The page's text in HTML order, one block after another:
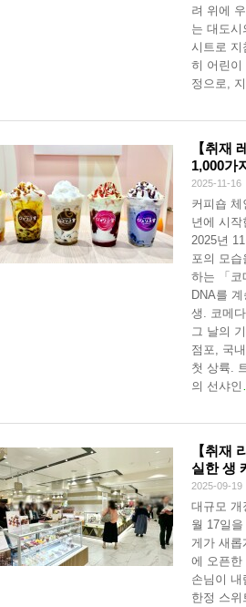
려 위에
는 대도
시트로 지
히 어린
정으로,
【취재
1,000가
2025-11-16
커피숍
년에 시
2025년
포의 모
하는 「코
DNA를
생. 코메
그 날의
점포, 국
첫 상륙.
의 선샤인
【취재
실한 생
2025-09-19
대규모 개
월 17일
게가 새롭
에 오픈한
손님이
한정 스